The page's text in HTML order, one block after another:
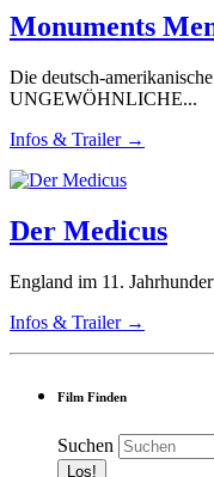
Monuments
Die deutsch-
UNGEWÖHNLICHE...
Infos & Trailer →
Der Medicus
England im 11.
Infos & Trailer →
Film Finden
Suchen